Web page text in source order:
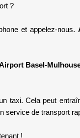
?
et appelez-nous.
Basel-
taxi. Cela peut
service de transport
!